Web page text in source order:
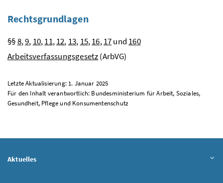
Rechtsgrundlagen
§§8,9, 10,11,12, 13, 15,16,17und 160
Arbeitsverfassungsgesetz(ArbVG)
Letzte Aktualisierung: 1. Januar 2025
Für den Inhalt verantwortlich: Bundesministerium für Arbeit, Soziales,
Gesundheit, Pflege und Konsumentenschutz
Aktuelles